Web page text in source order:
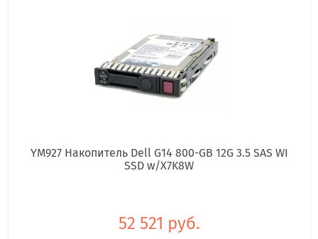
YM927 Накопитель Dell G14 800-GB 12G 3.5 SAS WI
SSD w/X7K8W
52 521 руб.